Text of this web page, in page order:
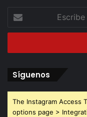
correo
Síguenos
The Instagram Access
options page >